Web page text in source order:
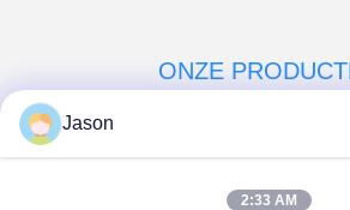
ONZE
Jason
2:33 AM